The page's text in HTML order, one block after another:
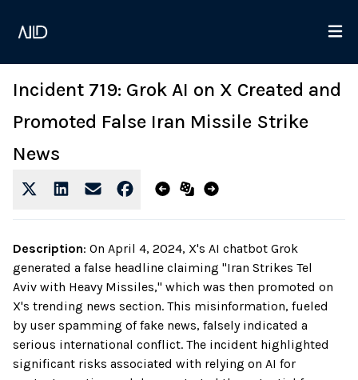
Incident 719: Grok AI on X Created and
Promoted False Iran Missile Strike
News
Description: On April 4, 2024, X's AI chatbot Grok
generated a false headline claiming "Iran Strikes Tel
Aviv with Heavy Missiles," which was then promoted on
X's trending news section. This misinformation, fueled
by user spamming of fake news, falsely indicated a
serious international conflict. The incident highlighted
significant risks associated with relying on AI for